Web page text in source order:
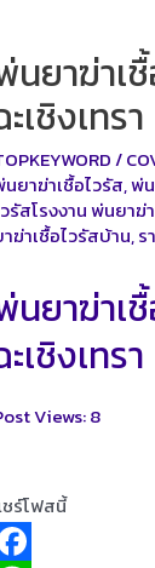
นยาฆ่าเชื้
ะเชิงเทรา
/
ยาฆ่าเชื้อไวรัส,พ่
รัสโรงงาน พ่นยาฆ่
ฆ่าเชื้อไวรัสบ้าน,ร
นยาฆ่าเชื้
ะเชิงเทรา
Views:8
ร์โฟสนี้